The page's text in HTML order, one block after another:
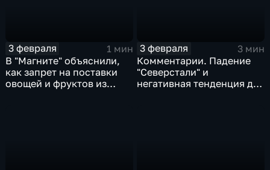
3 февраля
1 мин
В "Магните" объяснили,
как запрет на поставки
овощей и фруктов из
3 февраля
3 мин
Комментарии. Падение
"Северстали" и
негативная тенденция для